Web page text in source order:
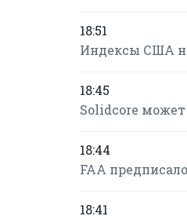
18:51
Индексы США
18:45
Solidcore
18:44
FAA
18:41